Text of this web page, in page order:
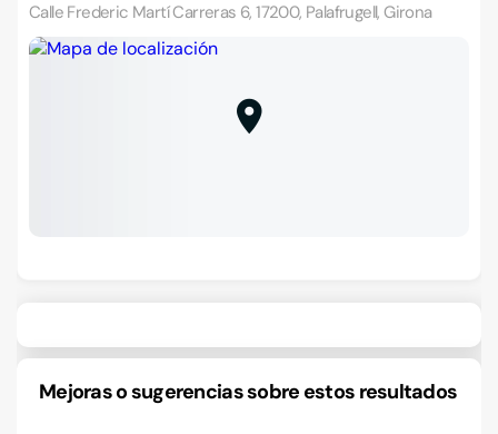
Calle Frederic Martí Carreras 6, 17200, Palafrugell, Girona
Mejoras o sugerencias sobre estos resultados